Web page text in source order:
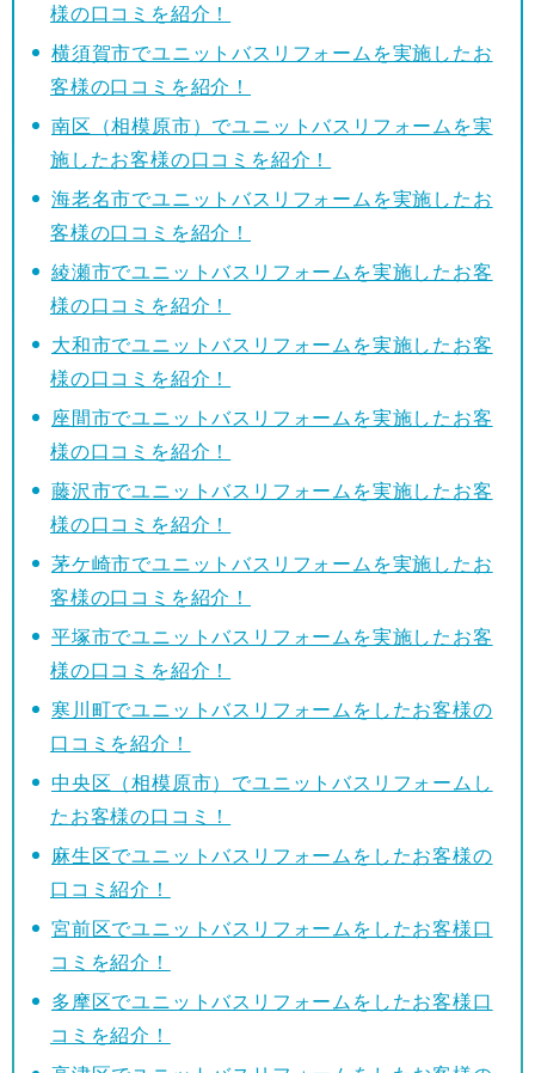
様の口コミを紹介！
横須賀市でユニットバスリフォームを実施したお
客様の口コミを紹介！
南区（相模原市）でユニットバスリフォームを実
施したお客様の口コミを紹介！
海老名市でユニットバスリフォームを実施したお
客様の口コミを紹介！
綾瀬市でユニットバスリフォームを実施したお客
様の口コミを紹介！
大和市でユニットバスリフォームを実施したお客
様の口コミを紹介！
座間市でユニットバスリフォームを実施したお客
様の口コミを紹介！
藤沢市でユニットバスリフォームを実施したお客
様の口コミを紹介！
茅ケ崎市でユニットバスリフォームを実施したお
客様の口コミを紹介！
平塚市でユニットバスリフォームを実施したお客
様の口コミを紹介！
寒川町でユニットバスリフォームをしたお客様の
口コミを紹介！
中央区（相模原市）でユニットバスリフォームし
たお客様の口コミ！
麻生区でユニットバスリフォームをしたお客様の
口コミ紹介！
宮前区でユニットバスリフォームをしたお客様口
コミを紹介！
多摩区でユニットバスリフォームをしたお客様口
コミを紹介！